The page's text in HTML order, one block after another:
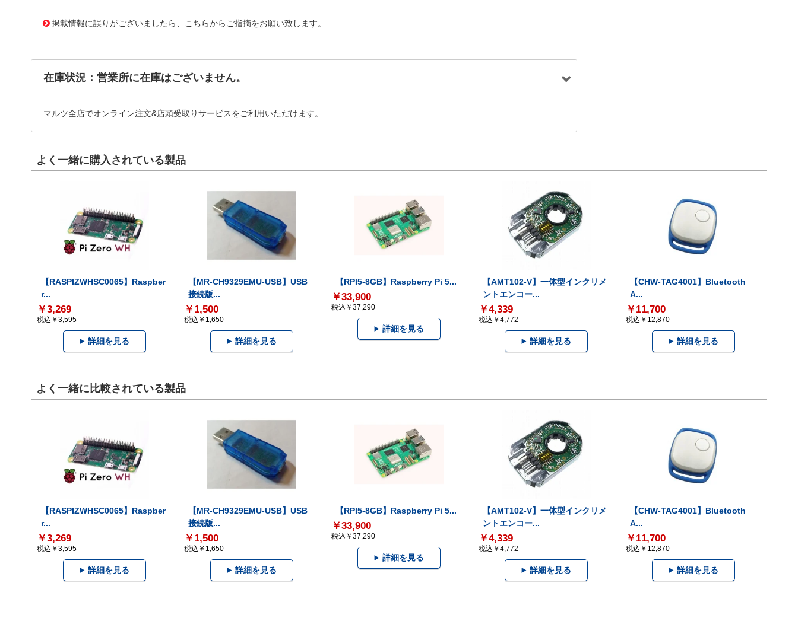
掲載情報に誤りがございましたら、こちらからご指摘をお願い致します。
在庫状況：営業所に在庫はございません。
マルツ全店でオンライン注文&店頭受取りサービスをご利用いただけます。
よく一緒に購入されている製品
【RASPIZWHSC0065】Raspber
r...
￥3,269
税込￥3,595
詳細を見る
【MR-CH9329EMU-USB】USB
接続版...
￥1,500
税込￥1,650
詳細を見る
【RPI5-8GB】Raspberry Pi 5...
￥33,900
税込￥37,290
詳細を見る
【AMT102-V】一体型インクリメ
ントエンコー...
￥4,339
税込￥4,772
詳細を見る
【CHW-TAG4001】Bluetooth
A...
￥11,700
税込￥12,870
詳細を見る
よく一緒に比較されている製品
【RASPIZWHSC0065】Raspber
r...
￥3,269
税込￥3,595
詳細を見る
【MR-CH9329EMU-USB】USB
接続版...
￥1,500
税込￥1,650
詳細を見る
【RPI5-8GB】Raspberry Pi 5...
￥33,900
税込￥37,290
詳細を見る
【AMT102-V】一体型インクリメ
ントエンコー...
￥4,339
税込￥4,772
詳細を見る
【CHW-TAG4001】Bluetooth
A...
￥11,700
税込￥12,870
詳細を見る